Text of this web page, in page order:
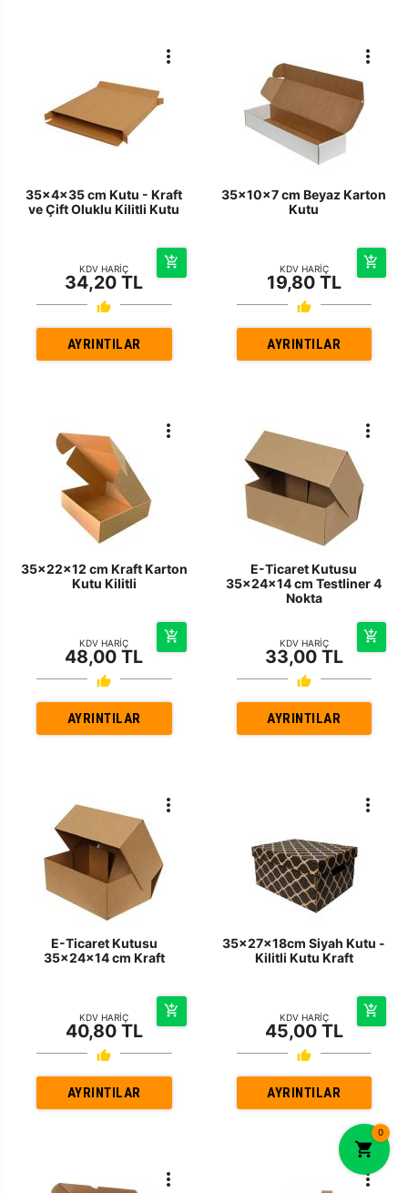
0
35x4x35 cm Kutu - Kraft
ve Çift Oluklu Kilitli Kutu
KDV HARİÇ
34,20 TL
AYRINTILAR
35x10x7 cm Beyaz Karton
Kutu
KDV HARİÇ
19,80 TL
AYRINTILAR
35x22x12 cm Kraft Karton
Kutu Kilitli
KDV HARİÇ
48,00 TL
AYRINTILAR
E-Ticaret Kutusu
35x24x14 cm Testliner 4
Nokta
KDV HARİÇ
33,00 TL
AYRINTILAR
E-Ticaret Kutusu
35x24x14 cm Kraft
KDV HARİÇ
40,80 TL
AYRINTILAR
35x27x18cm Siyah Kutu -
Kilitli Kutu Kraft
KDV HARİÇ
45,00 TL
AYRINTILAR